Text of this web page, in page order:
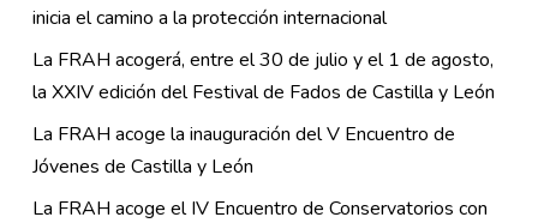
inicia el camino a la protección internacional
La FRAH acogerá, entre el 30 de julio y el 1 de agosto,
la XXIV edición del Festival de Fados de Castilla y León
La FRAH acoge la inauguración del V Encuentro de
Jóvenes de Castilla y León
La FRAH acoge el IV Encuentro de Conservatorios con